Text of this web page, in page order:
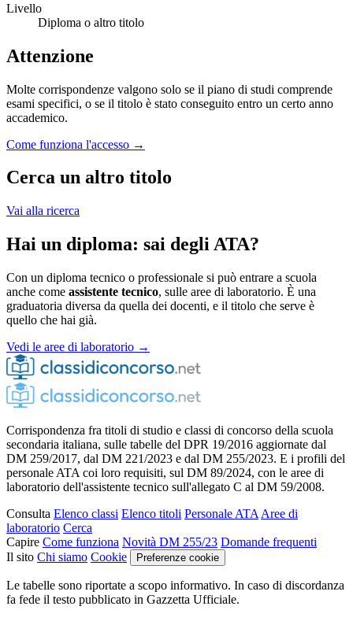
Livello
Diploma o altro titolo
Attenzione
Molte corrispondenze valgono solo se il piano di studi comprende
esami specifici, o se il titolo è stato conseguito entro un certo anno
accademico.
Come funziona l'accesso →
Cerca un altro titolo
Vai alla ricerca
Hai un diploma: sai degli ATA?
Con un diploma tecnico o professionale si può entrare a scuola
anche come assistente tecnico, sulle aree di laboratorio. È una
graduatoria diversa da quella dei docenti, e il titolo che serve è
quello che hai già.
Vedi le aree di laboratorio →
Corrispondenza fra titoli di studio e classi di concorso della scuola
secondaria italiana, sulle tabelle del DPR 19/2016 aggiornate dal
DM 259/2017, dal DM 221/2023 e dal DM 255/2023. E i profili del
personale ATA coi loro requisiti, sul DM 89/2024, con le aree di
laboratorio dell'assistente tecnico sull'allegato C al DM 59/2008.
Consulta Elenco classi Elenco titoli Personale ATA Aree di
laboratorio Cerca
Capire Come funziona Novità DM 255/23 Domande frequenti
Il sito Chi siamo Cookie Preferenze cookie
Le tabelle sono riportate a scopo informativo. In caso di discordanza
fa fede il testo pubblicato in Gazzetta Ufficiale.